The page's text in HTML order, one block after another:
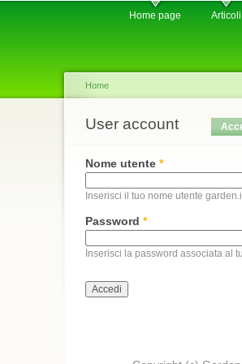
Home page Articoli
You are here
Home
User account
Primary tabs
Nome utente *
Inserisci il tuo nome utente
Password *
Inserisci la password associata al